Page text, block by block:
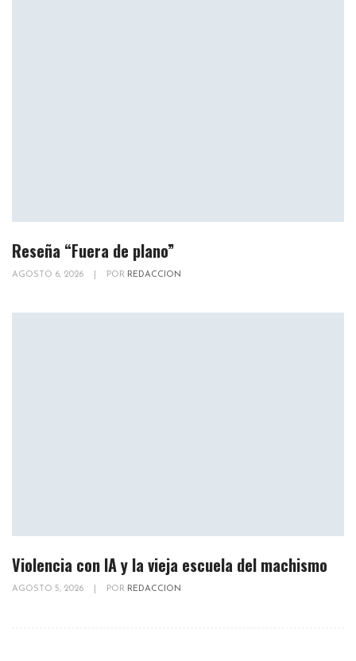
Reseña “Fuera de plano”
AGOSTO 6, 2026 POR REDACCION
Violencia con IA y la vieja escuela del machismo
AGOSTO 5, 2026 POR REDACCION